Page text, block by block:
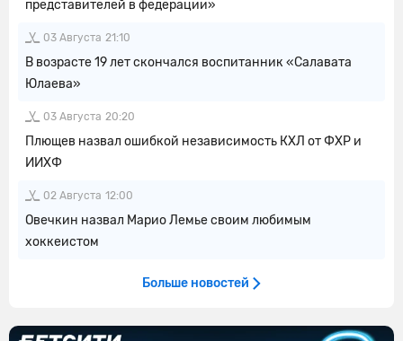
представителей в федерации»
03 Августа 21:10
В возрасте 19 лет скончался воспитанник «Салавата
Юлаева»
03 Августа 20:20
Плющев назвал ошибкой независимость КХЛ от ФХР и
ИИХФ
02 Августа 12:00
Овечкин назвал Марио Лемье своим любимым
хоккеистом
Больше новостей